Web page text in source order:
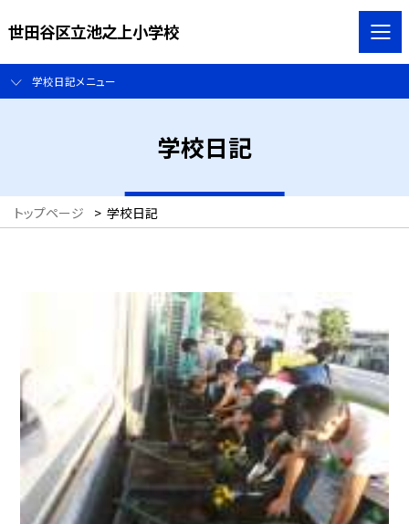
世田谷区立池之上小学校
学校日記メニュー
学校日記
トップページ > 学校日記